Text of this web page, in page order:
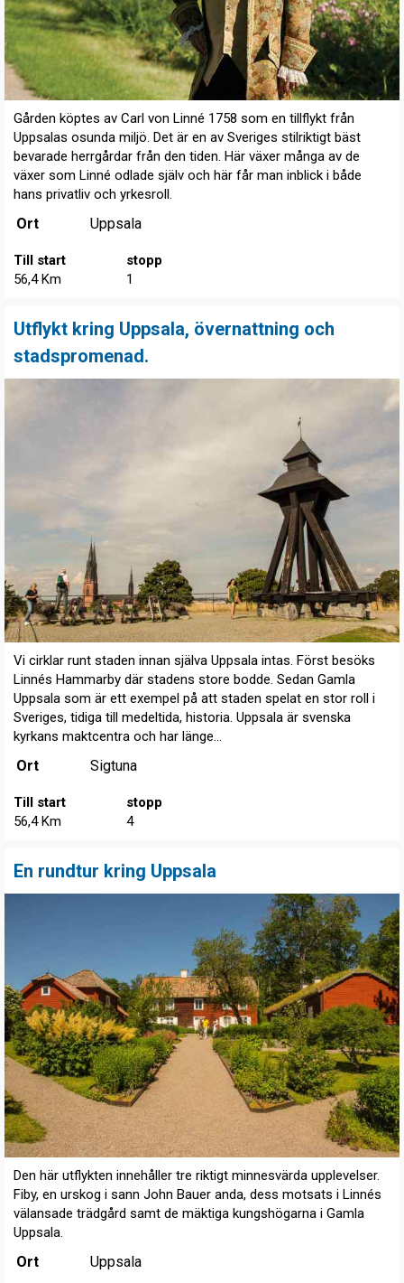
Gården köptes av Carl von Linné 1758 som en tillflykt från
Uppsalas osunda miljö. Det är en av Sveriges stilriktigt bäst
bevarade herrgårdar från den tiden. Här växer många av de
växer som Linné odlade själv och här får man inblick i både
hans privatliv och yrkesroll.
Ort Uppsala
Till start
56,4 Km
stopp
1
Utflykt kring Uppsala, övernattning och
stadspromenad.
Vi cirklar runt staden innan själva Uppsala intas. Först besöks
Linnés Hammarby där stadens store bodde. Sedan Gamla
Uppsala som är ett exempel på att staden spelat en stor roll i
Sveriges, tidiga till medeltida, historia. Uppsala är svenska
kyrkans maktcentra och har länge...
Ort Sigtuna
Till start
56,4 Km
stopp
4
En rundtur kring Uppsala
Den här utflykten innehåller tre riktigt minnesvärda upplevelser.
Fiby, en urskog i sann John Bauer anda, dess motsats i Linnés
välansade trädgård samt de mäktiga kungshögarna i Gamla
Uppsala.
Ort Uppsala